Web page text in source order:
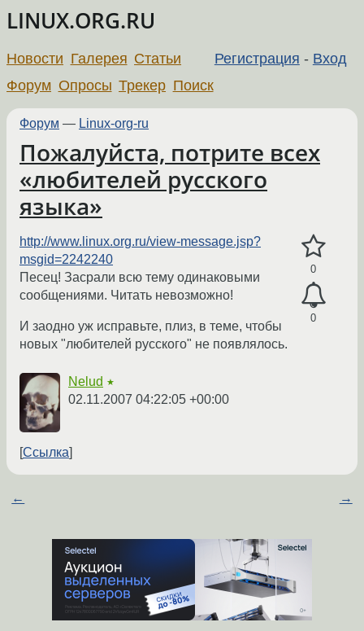
LINUX.ORG.RU
Регистрация - Вход
Новости Галерея Статьи
Форум Опросы Трекер Поиск
Форум — Linux-org-ru
Пожалуйста, потрите всех
«любителей русского
языка»
0
0
http://www.linux.org.ru/view-message.jsp?
msgid=2242240
Песец! Засрали всю тему одинаковыми
сообщениями. Читать невозможно!
И заодно уж исправьте, плиз, в теме, чтобы
новых "любителей русского" не появлялось.
Nelud ★
02.11.2007 04:22:05 +00:00
Ссылка
← →